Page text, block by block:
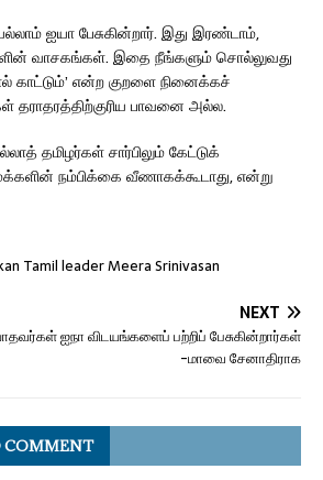
ஐயா பேசுகின்றார். இது இரண்டாம்,
வாசகங்கள். இதை நீங்களும் சொல்லுவது
காட்டும்’ என்ற குறளை நினைக்கச்
தராதரத்திற்குரிய பாவனை அல்ல.
தமிழர்கள் சார்பிலும் கேட்டுக்
நம்பிக்கை வீணாகக்கூடாது, என்று
Tamil leader Meera Srinivasan
NEXT
ஐநா விடயங்களைப் பற்றிப் பேசுகின்றார்கள்
-மாவை சேனாதிராக
COMMENT